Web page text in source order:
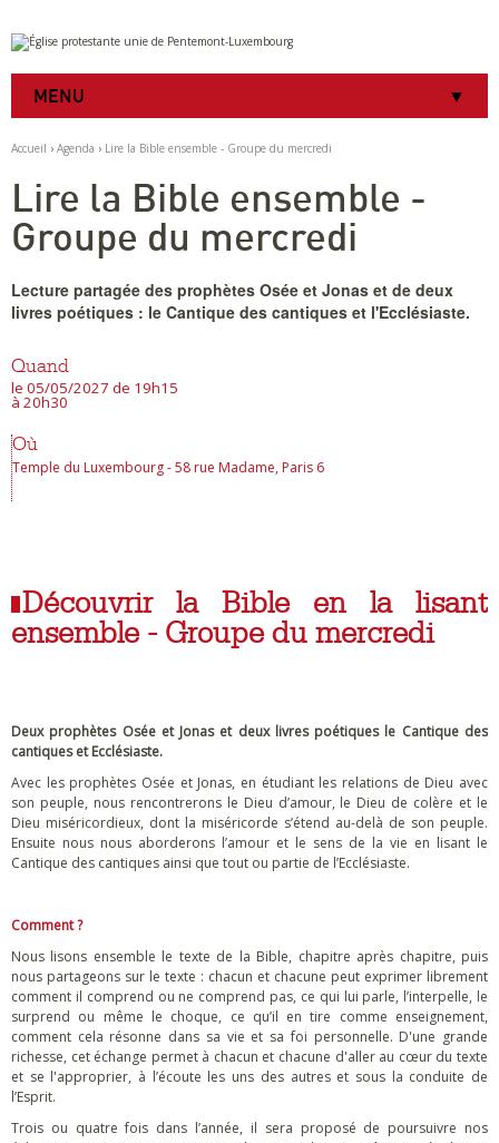
Aller
au
contenu.
à
navigation
Outils
personnels
MENU
Accueil › Agenda › Lire la Bible ensemble - Groupe du mercredi
Lire la Bible ensemble -
Groupe du mercredi
Lecture partagée des prophètes Osée et Jonas et de deux
livres poétiques : le Cantique des cantiques et l'Ecclésiaste.
Quand
le 05/05/2027 de 19h15
à 20h30
Où
Temple du Luxembourg - 58 rue Madame, Paris 6
Découvrir la Bible en la lisant
ensemble - Groupe du mercredi
Deux prophètes Osée et Jonas et deux livres poétiques le Cantique des
cantiques et Ecclésiaste.
Avec les prophètes Osée et Jonas, en étudiant les relations de Dieu avec
son peuple, nous rencontrerons le Dieu d’amour, le Dieu de colère et le
Dieu miséricordieux, dont la miséricorde s’étend au-delà de son peuple.
Ensuite nous nous aborderons l’amour et le sens de la vie en lisant le
Cantique des cantiques ainsi que tout ou partie de l’Ecclésiaste.
Comment ?
Nous lisons ensemble le texte de la Bible, chapitre après chapitre, puis
nous partageons sur le texte : chacun et chacune peut exprimer librement
comment il comprend ou ne comprend pas, ce qui lui parle, l’interpelle, le
surprend ou même le choque, ce qu’il en tire comme enseignement,
comment cela résonne dans sa vie et sa foi personnelle. D'une grande
richesse, cet échange permet à chacun et chacune d'aller au cœur du texte
et se l'approprier, à l’écoute les uns des autres et sous la conduite de
l’Esprit.
Trois ou quatre fois dans l’année, il sera proposé de poursuivre nos